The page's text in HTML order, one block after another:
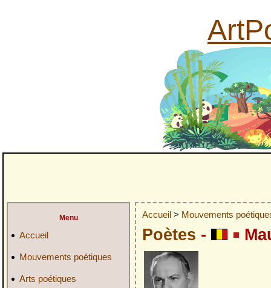
Menu
Accueil
Mouvements poétiques
Arts poétiques
Accueil > Mouvements
Poètes -